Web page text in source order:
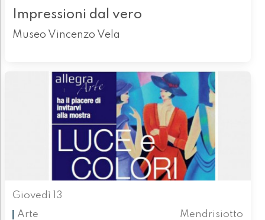
Impressioni dal vero
Museo Vincenzo Vela
Giovedì 13
Arte
Mendrisiotto